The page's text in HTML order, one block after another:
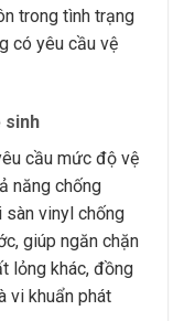
trong tình trạng
có yêu cầu vệ
sinh
cầu mức độ vệ
năng chống
sàn vinyl chống
giúp ngăn chặn
lỏng khác, đồng
vi khuẩn phát